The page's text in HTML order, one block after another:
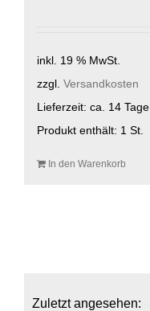
inkl. 19 % MwSt.
zzgl. Versandkosten
Lieferzeit: ca. 14 Tage
Produkt enthält: 1 St.
In den Warenkorb
Zuletzt angesehen: